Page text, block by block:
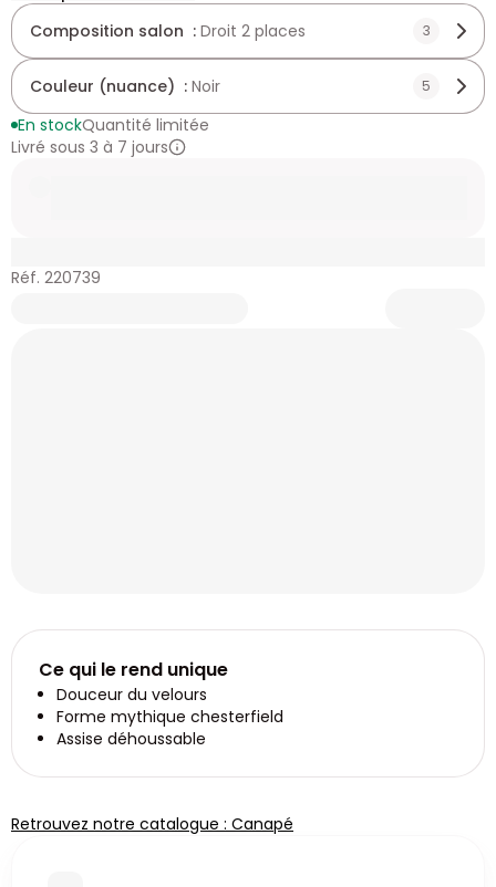
Composition salon : Droit 2 places 3
Couleur (nuance) : Noir 5
En stockQuantité limitée
Livré sous 3 à 7 jours
Réf. 220739
Ce qui le rend unique
Douceur du velours
Forme mythique chesterfield
Assise déhoussable
Retrouvez notre catalogue : Canapé